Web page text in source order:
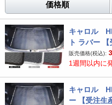
価格順
キャロル
ト ラバー 【
販売価格(税込):
1週間以内に
キャロル
ー 【受注生